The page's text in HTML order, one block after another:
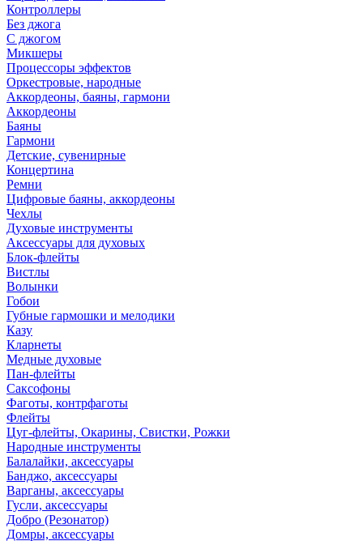
Контроллеры
Без джога
С джогом
Микшеры
Процессоры эффектов
Оркестровые, народные
Аккордеоны, баяны, гармони
Аккордеоны
Баяны
Гармони
Детские, сувенирные
Концертина
Ремни
Цифровые баяны, аккордеоны
Чехлы
Духовые инструменты
Аксессуары для духовых
Блок-флейты
Вистлы
Волынки
Гобои
Губные гармошки и мелодики
Казу
Кларнеты
Медные духовые
Пан-флейты
Саксофоны
Фаготы, контрфаготы
Флейты
Цуг-флейты, Окарины, Свистки, Рожки
Народные инструменты
Балалайки, аксессуары
Банджо, аксессуары
Варганы, аксессуары
Гусли, аксессуары
Добро (Резонатор)
Домры, аксессуары